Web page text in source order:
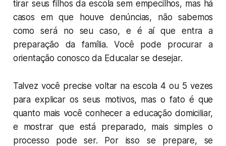
tirar seus filhos da escola sem empecilhos, mas há
casos em que houve denúncias, não sabemos
como será no seu caso, e é aí que entra a
preparação da família. Você pode procurar a
orientação conosco da Educalar se desejar.
Talvez você precise voltar na escola 4 ou 5 vezes
para explicar os seus motivos, mas o fato é que
quanto mais você conhecer a educação domiciliar,
e mostrar que está preparado, mais simples o
processo pode ser. Por isso se prepare, se